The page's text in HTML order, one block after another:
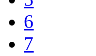
6
7